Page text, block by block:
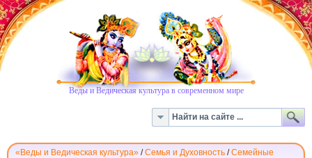
Веды и Ведическая культура в современном мире
«Веды и Ведическая культура» /Семья и Духовность /Семейные